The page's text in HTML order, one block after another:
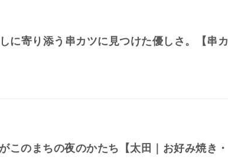
に寄り添う串カツに見つけた優しさ。【串カ
このまちの夜のかたち【太田｜お好み焼き・